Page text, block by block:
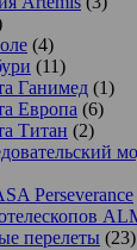
(4)
(11)
Ганимед (1)
Европа (6)
Титан (2)
Perseverance
перелеты (23)